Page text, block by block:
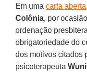
Em umacarta aberta
Colônia, por
ordenação
obrigatoriedade do
dos motivos citados
psicoterapeuta